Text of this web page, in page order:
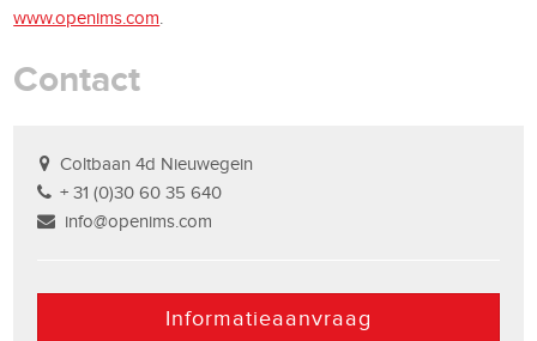
www.openims.com
Contact
Coltbaan 4d Nieuwegein
+ 31 (0)30 60 35 640
info@openims.com
Informatieaanvraag